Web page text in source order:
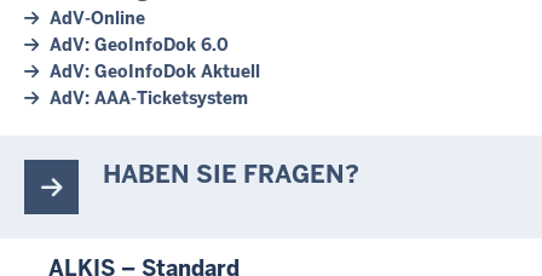
AdV-Online
AdV: GeoInfoDok 6.0
AdV: GeoInfoDok Aktuell
AdV: AAA-Ticketsystem
HABEN SIE FRAGEN?
ALKIS – Standard